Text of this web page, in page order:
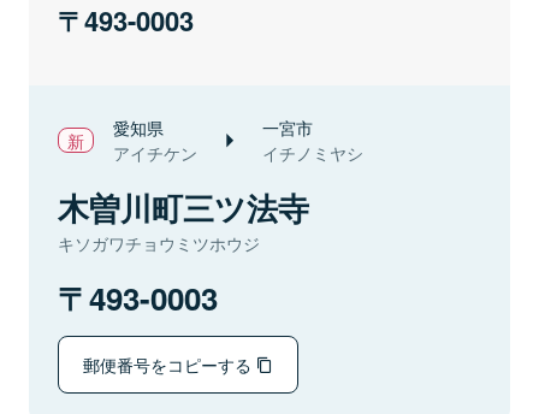
493-0003
愛知県
アイチケン
一宮市
イチノミヤシ
木曽川町三ツ法寺
キソガワチョウミツホウジ
493-0003
郵便番号をコピーする